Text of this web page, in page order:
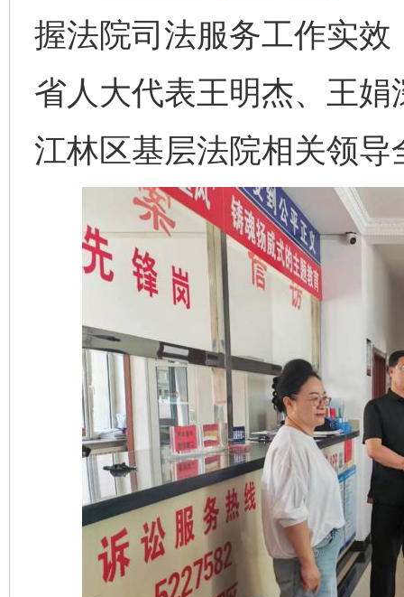
握法院司法服务工作实
省人大代表王明杰、王
江林区基层法院相关领导